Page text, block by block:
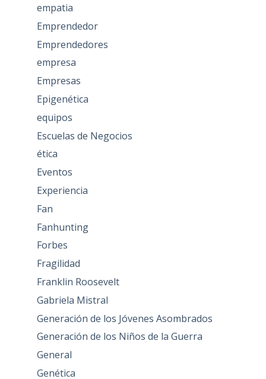
empatia
Emprendedor
Emprendedores
empresa
Empresas
Epigenética
equipos
Escuelas de Negocios
ética
Eventos
Experiencia
Fan
Fanhunting
Forbes
Fragilidad
Franklin Roosevelt
Gabriela Mistral
Generación de los Jóvenes Asombrados
Generación de los Niños de la Guerra
General
Genética